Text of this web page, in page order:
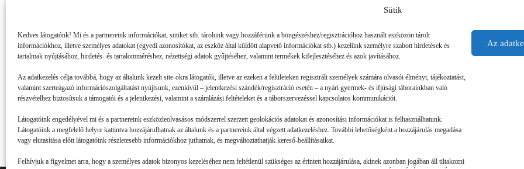
Sütik
Kedves látogatónk! Mi és a partnereink információkat, sütiket stb. tárolunk vagy hozzáférünk a böngészéshez/regisztrációhoz használt eszközön tárolt
információkhoz, illetve személyes adatokat (egyedi azonosítókat, az eszköz által küldött alapvető információkat stb.) kezelünk személyre szabott hirdetések és
tartalmak nyújtásához, hirdetés- és tartalomméréshez, nézettségi adatok gyűjtéséhez, valamint termékek kifejlesztéséhez és azok javításához.
Az adatkezelés célja továbbá, hogy az általunk kezelt site-okra látogatók, illetve az ezeken a felületeken regisztrált személyek számára olvasói élményt, tájékoztatást,
valamint szerteágazó információszolgáltatást nyújtsunk, ezenkívül – jelentkezési szándék/regisztráció esetén – a nyári gyermek- és ifjúsági táborainkban való
részvételhez biztosítsuk a támogatói és a jelentkezési, valamint a számlázási feltételeket és a táborszervezéssel kapcsolatos kommunikációt.
Látogatóink engedélyével mi és a partnereink eszközleolvasásos módszerrel szerzett geolokációs adatokat és azonosítási információkat is felhasználhatunk.
Látogatóink a megfelelő helyre kattintva hozzájárulhatnak az általunk és a partnereink által végzett adatkezeléshez. További lehetőségként a hozzájárulás megadása
vagy elutasítása előtt látogatóink részletesebb információkhoz juthatnak, és megváltoztathatják kereső-beállításaikat.
Felhívjuk a figyelmet arra, hogy a személyes adatok bizonyos kezeléséhez nem feltétlenül szükséges az érintett hozzájárulása, akinek azonban jogában áll tiltakozni
Az